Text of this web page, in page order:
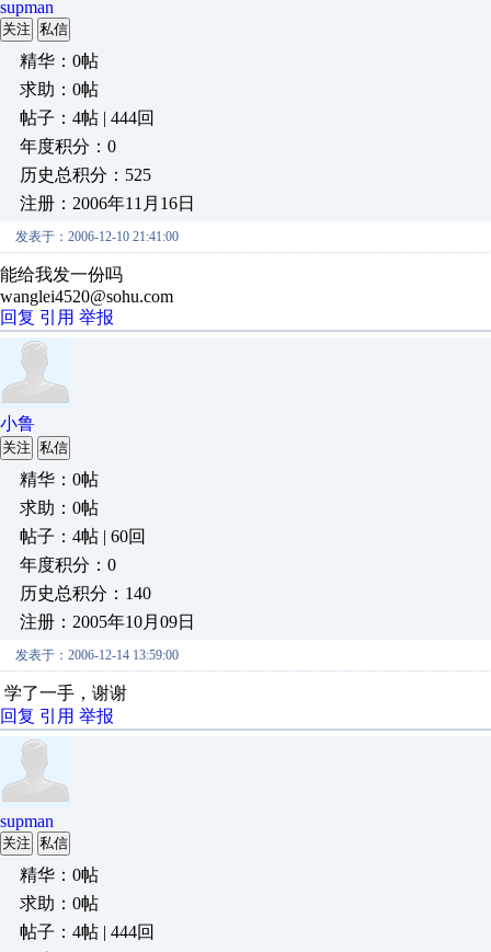
supman
关注 私信
精华：0帖
求助：0帖
帖子：4帖 | 444回
年度积分：0
历史总积分：525
注册：2006年11月16日
发表于：2006-12-10 21:41:00
能给我发一份吗
wanglei4520@sohu.com
回复 引用 举报
小鲁
关注 私信
精华：0帖
求助：0帖
帖子：4帖 | 60回
年度积分：0
历史总积分：140
注册：2005年10月09日
发表于：2006-12-14 13:59:00
学了一手，谢谢
回复 引用 举报
supman
关注 私信
精华：0帖
求助：0帖
帖子：4帖 | 444回